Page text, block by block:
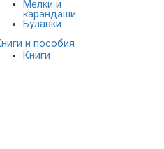
Мелки и
карандаши
Булавки
и пособия
Книги